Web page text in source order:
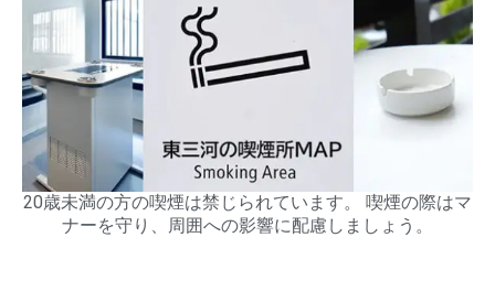
20歳未満の方の喫煙は禁じられています。 喫煙の際はマ
ナーを守り、周囲への影響に配慮しましょう。